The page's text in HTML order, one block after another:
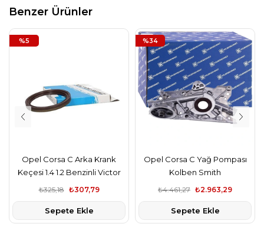
Benzer Ürünler
Opel Corsa C Arka Krank
Keçesi 1.4 1.2 Benzinli Victor
Reinz,
₺307,79
₺325,18
Sepete Ekle
%5
Opel Corsa C Yağ Pompası
Kolben Smith
₺2.963,29
₺4.461,27
Sepete Ekle
%34